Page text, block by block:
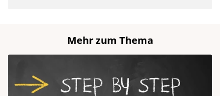
Mehr zum Thema